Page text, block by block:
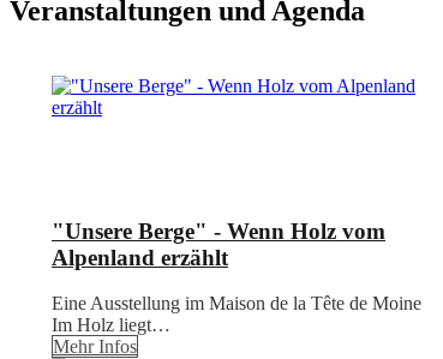
Veranstaltungen und Agenda
"Unsere Berge" - Wenn Holz vom
Alpenland erzählt
Eine Ausstellung im Maison de la Tête de Moine
Im Holz liegt…
Mehr Infos